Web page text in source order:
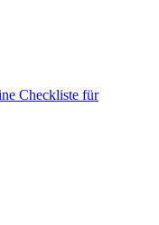
Checkliste für